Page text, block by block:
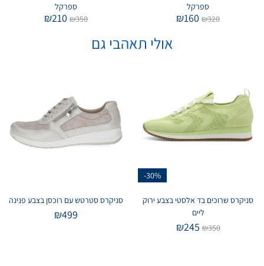
ספרקל
₪320
₪160
ספרקל
₪350
₪210
אולי תאהבי גם
-30%
סניקרס שרוכים בד אלסטי בצבע ירוק
ליים
₪350
₪245
סניקרס סטרטש עם רוכסן בצבע פנינה
₪499